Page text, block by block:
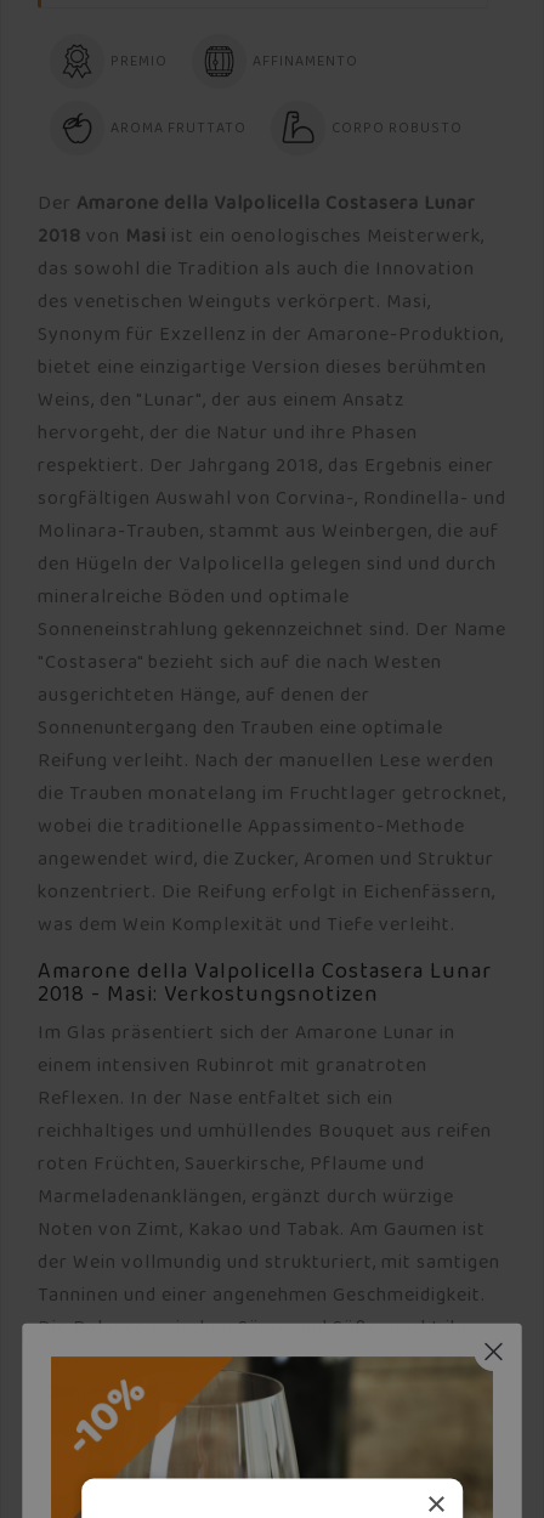
PREMIO AFFINAMENTO
AROMA FRUTTATO CORPO ROBUSTO
Der Amarone della Valpolicella Costasera Lunar
2018 von Masi ist ein oenologisches Meisterwerk,
das sowohl die Tradition als auch die Innovation
des venetischen Weinguts verkörpert. Masi,
Synonym für Exzellenz in der Amarone-Produktion,
bietet eine einzigartige Version dieses berühmten
Weins, den "Lunar", der aus einem Ansatz
hervorgeht, der die Natur und ihre Phasen
respektiert. Der Jahrgang 2018, das Ergebnis einer
sorgfältigen Auswahl von Corvina-, Rondinella- und
Molinara-Trauben, stammt aus Weinbergen, die auf
den Hügeln der Valpolicella gelegen sind und durch
mineralreiche Böden und optimale
Sonneneinstrahlung gekennzeichnet sind. Der Name
"Costasera" bezieht sich auf die nach Westen
ausgerichteten Hänge, auf denen der
Sonnenuntergang den Trauben eine optimale
Reifung verleiht. Nach der manuellen Lese werden
die Trauben monatelang im Fruchtlager getrocknet,
wobei die traditionelle Appassimento-Methode
angewendet wird, die Zucker, Aromen und Struktur
konzentriert. Die Reifung erfolgt in Eichenfässern,
was dem Wein Komplexität und Tiefe verleiht.
Amarone della Valpolicella Costasera Lunar
2018 - Masi: Verkostungsnotizen
Im Glas präsentiert sich der Amarone Lunar in
einem intensiven Rubinrot mit granatroten
Reflexen. In der Nase entfaltet sich ein
reichhaltiges und umhüllendes Bouquet aus reifen
roten Früchten, Sauerkirsche, Pflaume und
Marmeladenanklängen, ergänzt durch würzige
Noten von Zimt, Kakao und Tabak. Am Gaumen ist
der Wein vollmundig und strukturiert, mit samtigen
Tanninen und einer angenehmen Geschmeidigkeit.
Die Balance zwischen Säure und Süße macht ihn
harmonisch und langanhaltend. Perfekt zu Braten,
Wildgerichten und gereiften Käsesorten, auch eine
ausgezeichnete Wahl für die Meditation.
×